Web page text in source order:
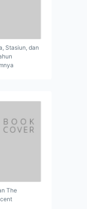
Stasiun, dan
The